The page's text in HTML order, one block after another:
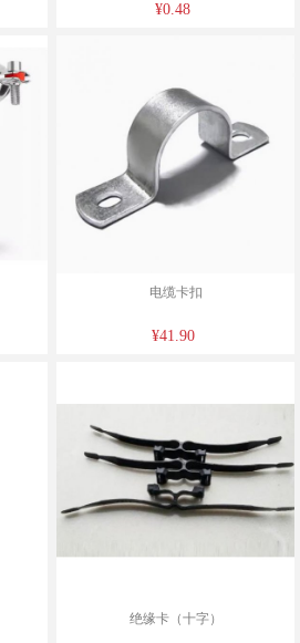
¥0.48
电缆卡扣
¥41.90
绝缘卡（十字）